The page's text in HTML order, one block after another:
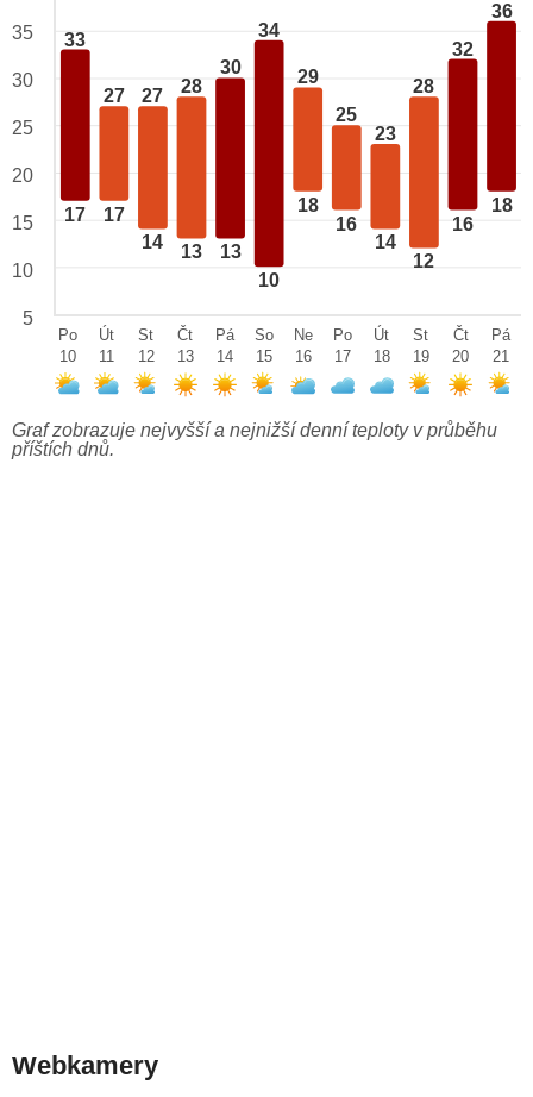
33
17
27
17
27
14
28
13
30
13
34
10
29
18
25
16
23
14
28
12
32
16
36
18
35
30
25
20
15
10
5
Po
10
Út
11
St
12
Čt
13
Pá
14
So
15
Ne
16
Po
17
Út
18
St
19
Čt
20
Pá
21
Graf zobrazuje nejvyšší a nejnižší denní teploty v průběhu
příštích dnů.
Webkamery